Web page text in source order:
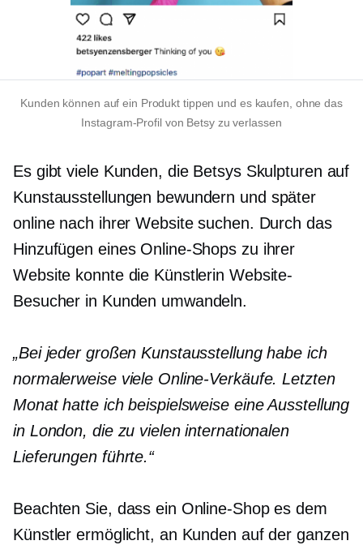
Kunden können auf ein Produkt tippen und es kaufen, ohne das
Instagram-Profil von Betsy zu verlassen
Es gibt viele Kunden, die Betsys Skulpturen auf
Kunstausstellungen bewundern und später
online nach ihrer Website suchen. Durch das
Hinzufügen eines Online-Shops zu ihrer
Website konnte die Künstlerin Website-
Besucher in Kunden umwandeln.
„Bei jeder großen Kunstausstellung habe ich
normalerweise viele Online-Verkäufe. Letzten
Monat hatte ich beispielsweise eine Ausstellung
in London, die zu vielen internationalen
Lieferungen führte.“
Beachten Sie, dass ein Online-Shop es dem
Künstler ermöglicht, an Kunden auf der ganzen